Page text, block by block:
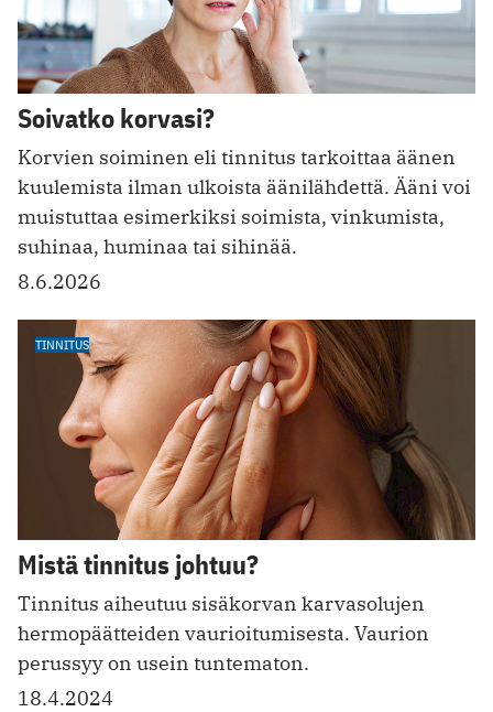
Soivatko korvasi?
Korvien soiminen eli tinnitus tarkoittaa äänen
kuulemista ilman ulkoista äänilähdettä. Ääni voi
muistuttaa esimerkiksi soimista, vinkumista,
suhinaa, huminaa tai sihinää.
8.6.2026
TINNITUS
Mistä tinnitus johtuu?
Tinnitus aiheutuu sisäkorvan karvasolujen
hermopäätteiden vaurioitumisesta. Vaurion
perussyy on usein tuntematon.
18.4.2024